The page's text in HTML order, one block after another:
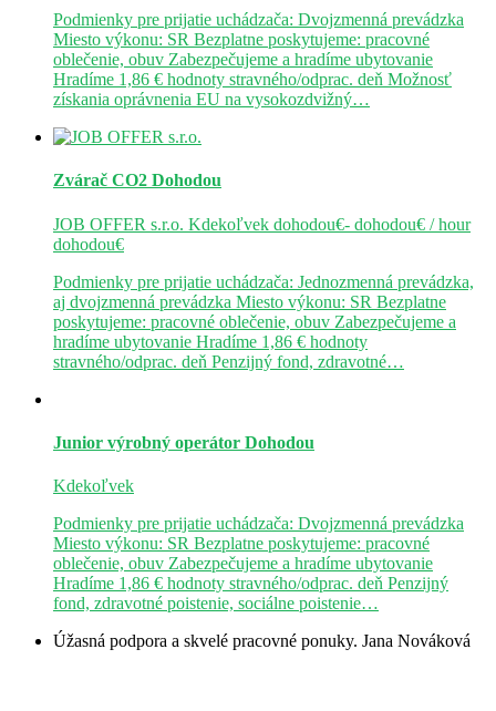
Podmienky pre prijatie uchádzača: Dvojzmenná prevádzka
Miesto výkonu: SR Bezplatne poskytujeme: pracovné
oblečenie, obuv Zabezpečujeme a hradíme ubytovanie
Hradíme 1,86 € hodnoty stravného/odprac. deň Možnosť
získania oprávnenia EU na vysokozdvižný…
Zvárač CO2 Dohodou
JOB OFFER s.r.o. Kdekoľvek dohodou€- dohodou€ / hour
dohodou€
Podmienky pre prijatie uchádzača: Jednozmenná prevádzka,
aj dvojzmenná prevádzka Miesto výkonu: SR Bezplatne
poskytujeme: pracovné oblečenie, obuv Zabezpečujeme a
hradíme ubytovanie Hradíme 1,86 € hodnoty
stravného/odprac. deň Penzijný fond, zdravotné…
Junior výrobný operátor Dohodou
Kdekoľvek
Podmienky pre prijatie uchádzača: Dvojzmenná prevádzka
Miesto výkonu: SR Bezplatne poskytujeme: pracovné
oblečenie, obuv Zabezpečujeme a hradíme ubytovanie
Hradíme 1,86 € hodnoty stravného/odprac. deň Penzijný
fond, zdravotné poistenie, sociálne poistenie…
Úžasná podpora a skvelé pracovné ponuky. Jana Nováková